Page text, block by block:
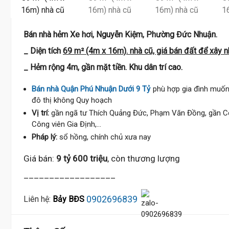
Bán nhà hẻm Xe hơi, Nguyễn Kiệm, Phường Đức Nhuận.
_ Diện tích 69 m² (4m x 16m). nhà cũ, giá bán đất để xây
_ Hẻm rộng 4m, gần mặt tiền. Khu dân trí cao.
Bán nhà Quận Phú Nhuận Dưới 9 Tỷ phù hợp gia đình
đô thị không Quy hoạch
Vị trí: gần ngã tư Thích Quảng Đức, Phạm Văn Đồng, gần
Công viên Gia Định,...
Pháp lý: sổ hồng, chính chủ xưa nay
Giá bán: 9 tỷ 600 triệu, còn thương lượng
Liên hệ: Bảy BĐS 0902696839